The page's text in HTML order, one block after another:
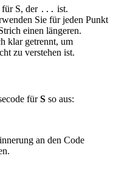
für S, der ... ist.
Sie für jeden Punkt
einen längeren.
klar getrennt, um
zu verstehen ist.
fürS so aus:
an den Code